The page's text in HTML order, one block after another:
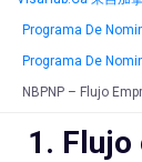
Programa De
Programa De
NBPNP – Flujo
1. Flujo